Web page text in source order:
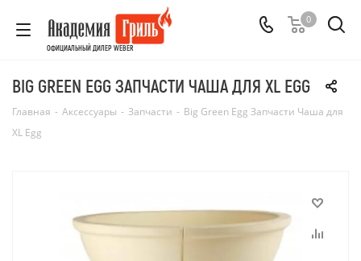
ОФИЦИАЛЬНЫЙ ДИЛЕР WEBER
0
BIG GREEN EGG ЗАПЧАСТИ ЧАША ДЛЯ XL EGG
Главная - Аксессуары - Запчасти - Big Green Egg Запчасти Чаша для
XL Egg